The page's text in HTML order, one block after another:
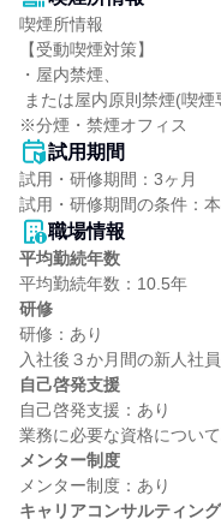
喫煙所情報
【受動喫煙対策】
・屋内禁煙、
※分煙・禁煙オフィス
試用期間
試用・研修期間：3ヶ月
職場情報
平均勤続年数
研修
研修：あり
自己啓発支援
自己啓発支援：あり
メンター制度
キャリアコンサルティン